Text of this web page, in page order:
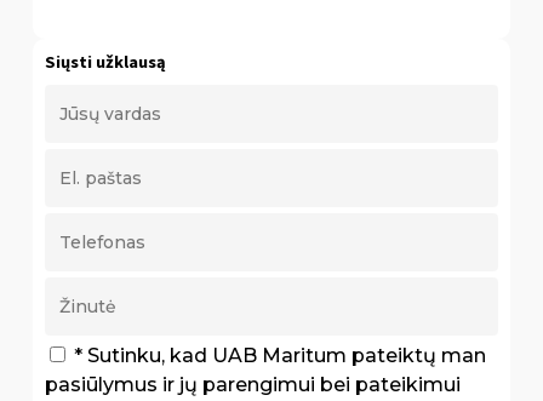
Siųsti užklausą
* Sutinku, kad UAB Maritum pateiktų man
pasiūlymus ir jų parengimui bei pateikimui